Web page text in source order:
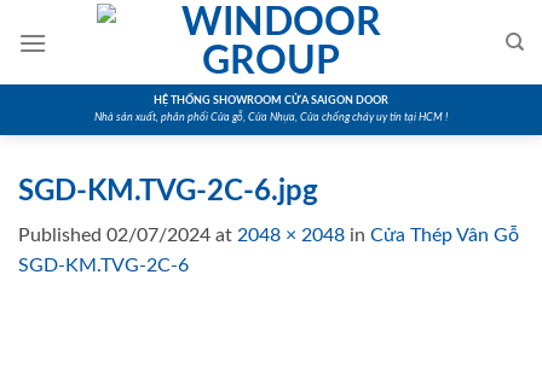
HỆ THỐNG SHOWROOM CỬA SAIGON DOOR
Nhà sản xuất, phân phối Cửa gỗ, Cửa Nhựa, Cửa chống cháy uy tín tại HCM !
SGD-KM.TVG-2C-6.jpg
Published 02/07/2024 at 2048 × 2048 in Cửa Thép Vân Gỗ
SGD-KM.TVG-2C-6